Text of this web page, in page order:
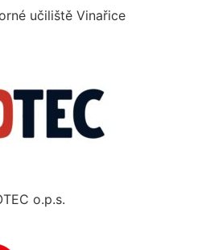
učiliště Vinařice
o.p.s.